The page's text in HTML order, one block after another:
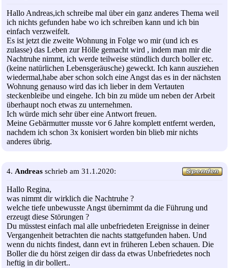
Hallo Andreas,ich schreibe mal über ein ganz anderes Thema weil
ich nichts gefunden habe wo ich schreiben kann und ich bin
einfach verzweifelt.
Es ist jetzt die zweite Wohnung in Folge wo mir (und ich es
zulasse) das Leben zur Hölle gemacht wird , indem man mir die
Nachtruhe nimmt, ich werde teilweise stündlich durch boller etc.
(keine natürlichen Lebensgeräusche) geweckt. Ich kann ausziehen
wiedermal,habe aber schon solch eine Angst das es in der nächsten
Wohnung genauso wird das ich lieber in dem Vertauten
steckenbleibe und eingehe. Ich bin zu müde um neben der Arbeit
überhaupt noch etwas zu unternehmen.
Ich würde mich sehr über eine Antwort freuen.
Meine Gebärmutter musste vor 6 Jahre komplett entfernt werden,
nachdem ich schon 3x konisiert worden bin blieb mir nichts
anderes übrig.
4. Andreas schrieb am 31.1.2020:
Hallo Regina,
was nimmt dir wirklich die Nachtruhe ?
welche tiefe unbewusste Angst übernimmt da die Führung und
erzeugt diese Störungen ?
Du müsstest einfach mal alle unbefriedeten Ereignisse in deiner
Vergangenheit betrachten die nachts stattgefunden haben. Und
wenn du nichts findest, dann evt in früheren Leben schauen. Die
Boller die du hörst zeigen dir dass da etwas Unbefriedetes noch
heftig in dir bollert..